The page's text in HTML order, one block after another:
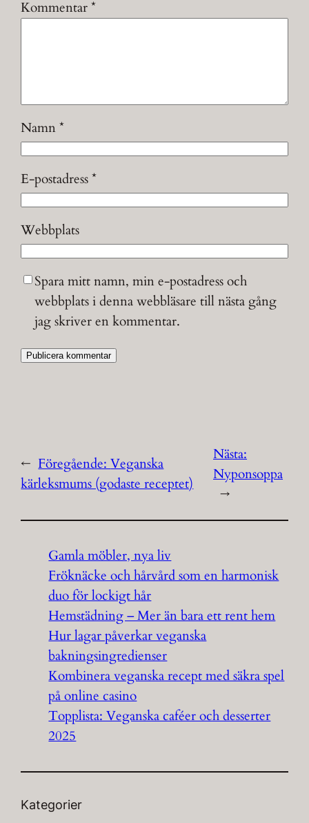
Kommentar*
Namn*
E-postadress*
Webbplats
Spara mitt namn, min e-postadress och
webbplats i denna webbläsare till nästa gång
jag skriver en kommentar.
← Föregående:Veganska
kärleksmums (godaste receptet)
Nästa:
Nyponsoppa
→
Gamla möbler, nya liv
Fröknäcke och hårvård som en harmonisk
duo för lockigt hår
Hemstädning – Mer än bara ett rent hem
Hur lagar påverkar veganska
bakningsingredienser
Kombinera veganska recept med säkra spel
på online casino
Topplista: Veganska caféer och desserter
2025
Kategorier